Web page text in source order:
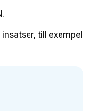
till exempel